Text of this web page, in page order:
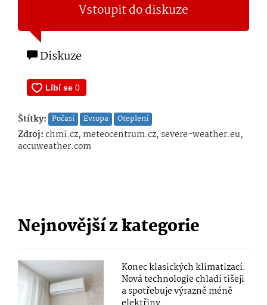
Vstoupit do diskuze
Diskuze
Štítky: Počasí Evropa Oteplení
Zdroj:chmi.cz, meteocentrum.cz, severe-weather.eu,
accuweather.com
Nejnovější z kategorie
Konec klasických klimatizací:
Nová technologie chladí tišeji
a spotřebuje výrazně méně